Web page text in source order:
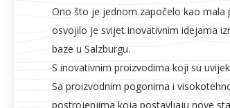
Ono što je jednom započelo kao mala
osvojilo je svijet inovativnim idejama
baze u Salzburgu.
S inovativnim proizvodima koji su
Sa proizvodnim pogonima i
postrojenjima koja postavljaju nove